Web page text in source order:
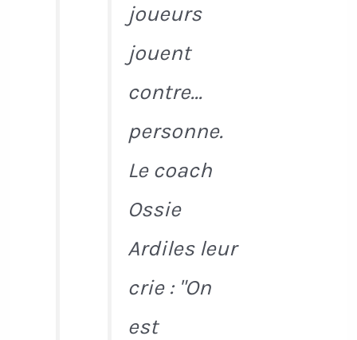
joueurs
jouent
contre...
personne.
Le coach
Ossie
Ardiles leur
crie : "On
est